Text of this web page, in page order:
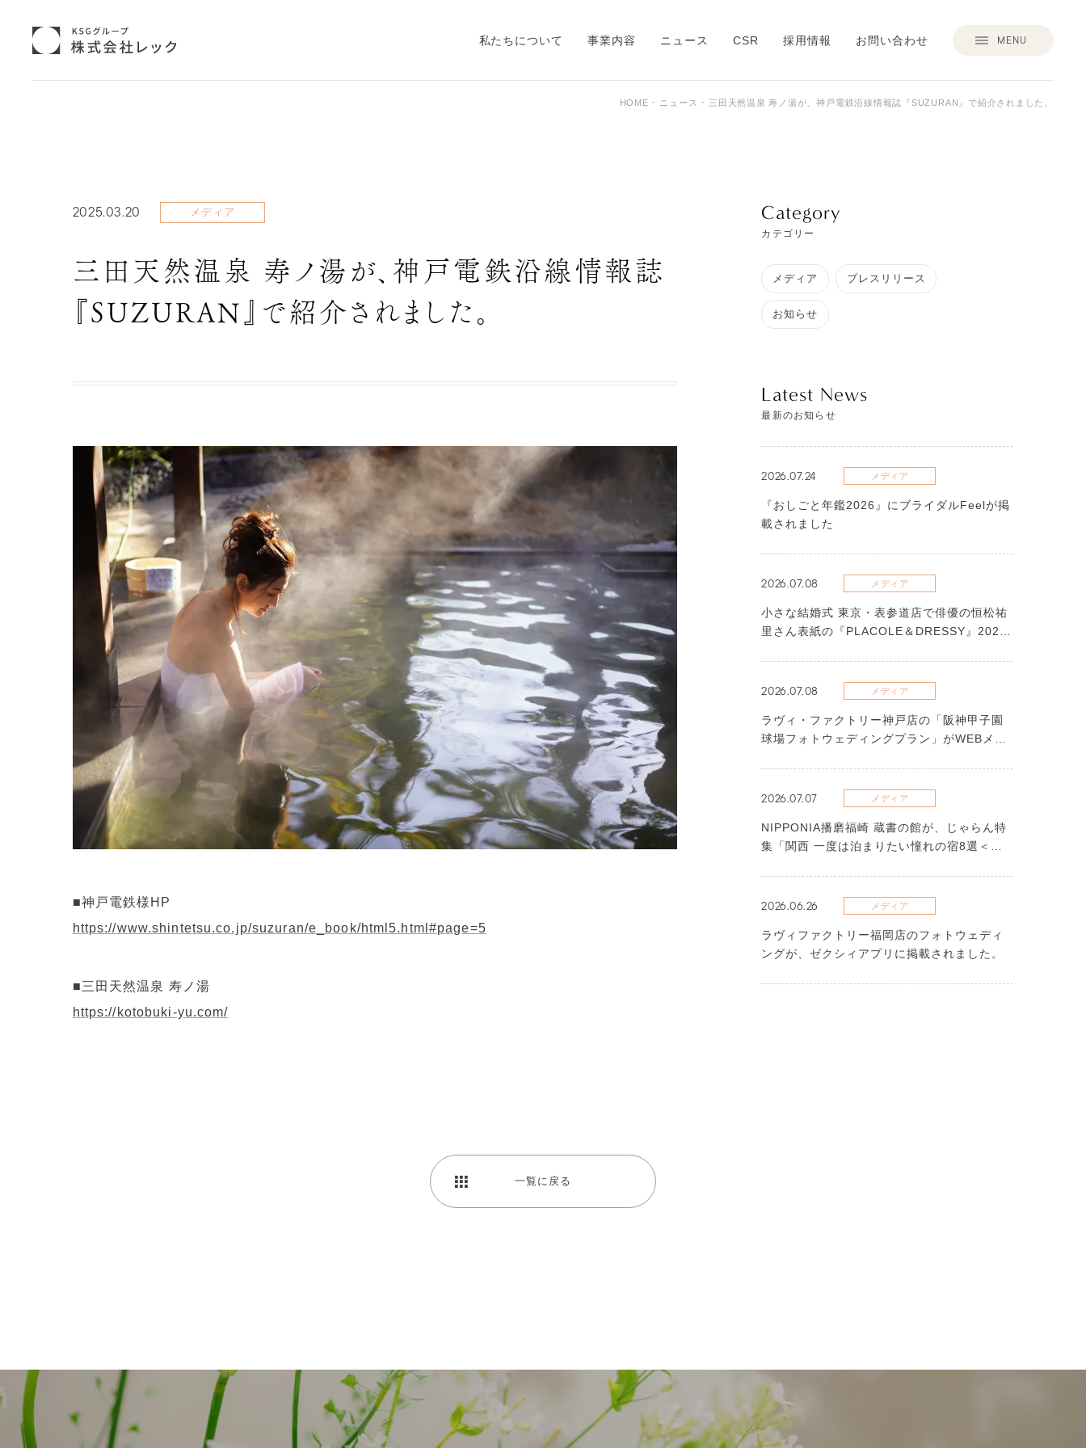
私たちについて 事業内容 ニュース CSR 採用情報 お問い合わせ MENU
HOME ニュース 三田天然温泉 寿ノ湯が、神戸電鉄沿線情報誌『SUZURAN』で紹介されました。
2025.03.20 メディア
三田天然温泉 寿ノ湯が、神戸電鉄沿線情報誌
『SUZURAN』で紹介されました。
■神戸電鉄様HP
https://www.shintetsu.co.jp/suzuran/e_book/html5.html#page=5
■三田天然温泉 寿ノ湯
https://kotobuki-yu.com/
Category
カテゴリー
メディア プレスリリース
お知らせ
Latest News
最新のお知らせ
2026.07.24 メディア
『おしごと年鑑2026』にブライダルFeelが掲
載されました
2026.07.08 メディア
​小さな結婚式 東京・表参道店で俳優の恒松祐
里さん表紙の『PLACOLE＆DRESSY』2026
2026.07.08 メディア
ラヴィ・ファクトリー神戸店の「阪神甲子園
球場フォトウェディングプラン」がWEBメデ
2026.07.07 メディア
NIPPONIA播磨福崎 蔵書の館が、じゃらん特
集「関西 一度は泊まりたい憧れの宿8選＜
2026.06.26 メディア
ラヴィファクトリー福岡店のフォトウェディ
ングが、ゼクシィアプリに掲載されました。
一覧に戻る